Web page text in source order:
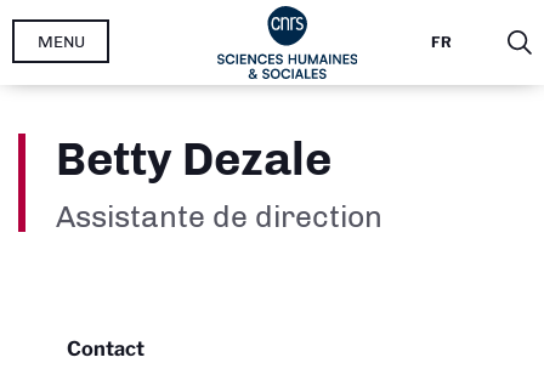
Aller
FR
MENU
Betty Dezale
Assistante de direction
Contact